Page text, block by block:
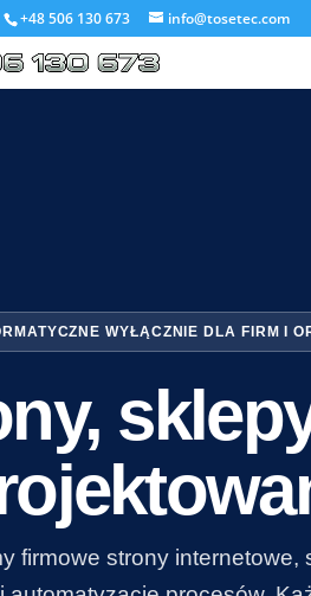
+48 506 130 673 info@tosetec.com
WYŁĄCZNIE DLA FIRM I
firmowe strony internetowe,